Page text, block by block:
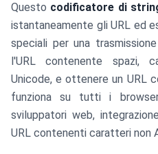
Questo codificatore di
istantaneamente gli URL ed
speciali per una
l'URL contenente spazi,
Unicode, e ottenere un URL
funziona su tutti i
sviluppatori web,
URL contenenti caratteri non